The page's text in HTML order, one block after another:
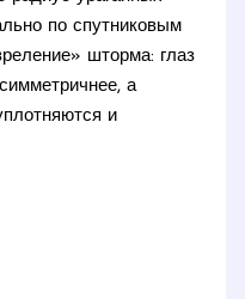
по спутниковым
шторма: глаз
а
и